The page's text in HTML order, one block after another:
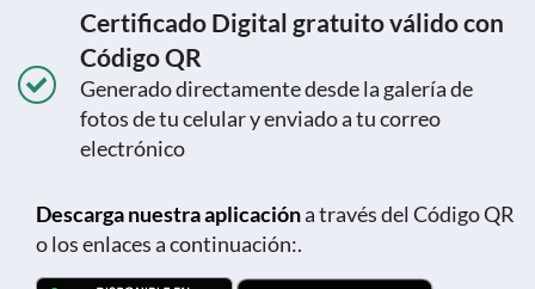
Certificado Digital gratuito válido con
Código QR
Generado directamente desde la galería de
fotos de tu celular y enviado a tu correo
electrónico
Descarga nuestra aplicacióna través del Código QR
o los enlaces a continuación:.